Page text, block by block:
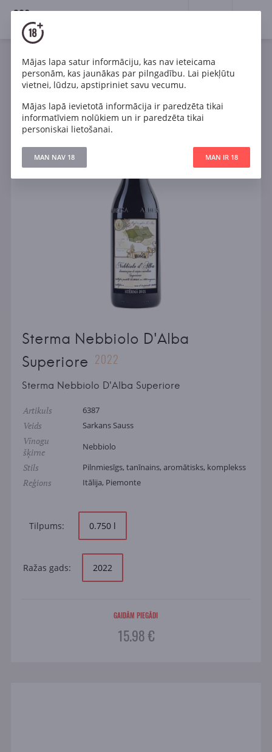
18+
Vīns Sarkans Sauss
Itālija
Sterma Nebbiolo D'Alba Superiore
Sterma Nebbiolo D'Alba
Superiore 2022
Sterma Nebbiolo D'Alba Superiore
Artikuls 6387
Veids Sarkans Sauss
Vīnogu
šķirne
Nebbiolo
Stils Pilnmiesīgs, tanīnains, aromātisks, komplekss
Reģions Itālija, Piemonte
Tilpums: 0.750 l
Ražas gads: 2022
GAIDĀM PIEGĀDI
15.98 €
Mājas lapa satur informāciju, kas nav ieteicama
personām, kas jaunākas par pilngadību. Lai piekļūtu
vietnei, lūdzu, apstipriniet savu vecumu.
Mājas lapā ievietotā informācija ir paredzēta tikai
informatīviem nolūkiem un ir paredzēta tikai
personiskai lietošanai.
MAN NAV 18 MAN IR 18